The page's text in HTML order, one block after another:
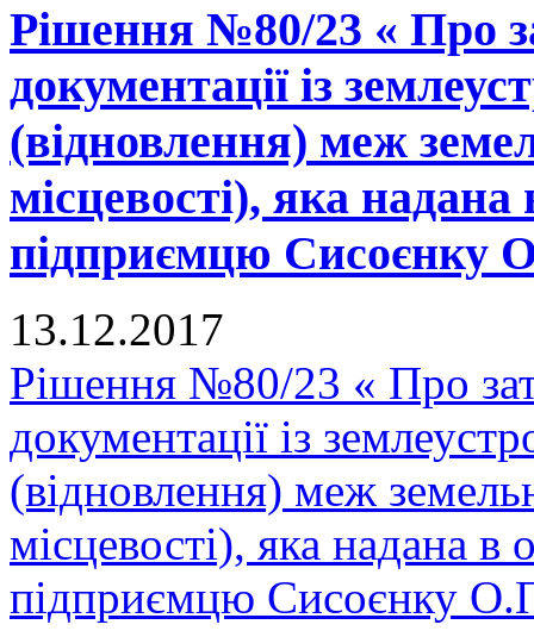
Рішення №80/23 « Про
документації із
(відновлення) меж
місцевості), яка надана
підприємцю Сисоєнку
13.12.2017
Рішення №80/23 « Про
документації із
(відновлення) меж
місцевості), яка надана в
підприємцю Сисоєнку